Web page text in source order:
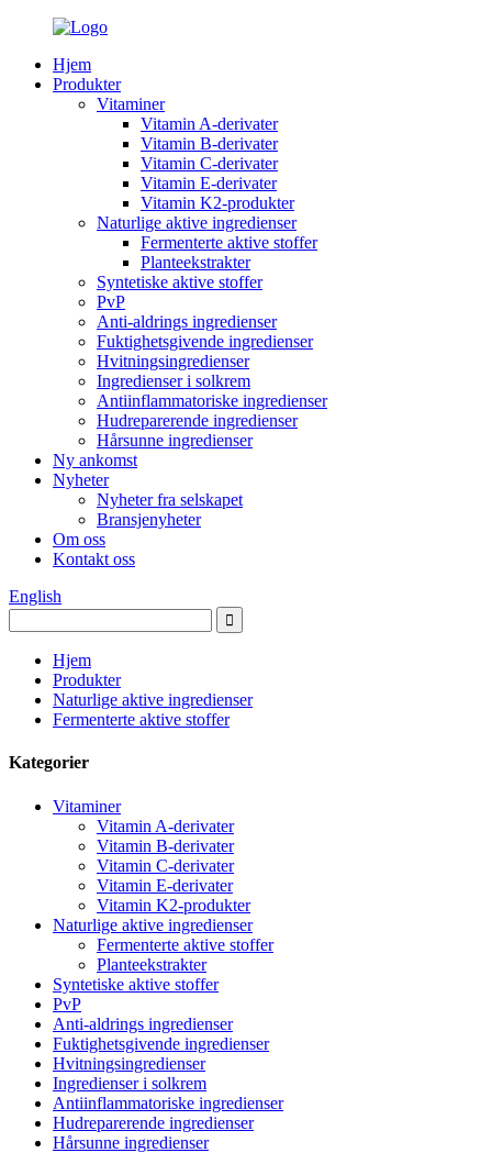
Hjem
Produkter
Vitaminer
Vitamin A-derivater
Vitamin B-derivater
Vitamin C-derivater
Vitamin E-derivater
Vitamin K2-produkter
Naturlige aktive ingredienser
Fermenterte aktive stoffer
Planteekstrakter
Syntetiske aktive stoffer
PvP
Anti-aldrings ingredienser
Fuktighetsgivende ingredienser
Hvitningsingredienser
Ingredienser i solkrem
Antiinflammatoriske ingredienser
Hudreparerende ingredienser
Hårsunne ingredienser
Ny ankomst
Nyheter
Nyheter fra selskapet
Bransjenyheter
Om oss
Kontakt oss
English
Hjem
Produkter
Naturlige aktive ingredienser
Fermenterte aktive stoffer
Kategorier
Vitaminer
Vitamin A-derivater
Vitamin B-derivater
Vitamin C-derivater
Vitamin E-derivater
Vitamin K2-produkter
Naturlige aktive ingredienser
Fermenterte aktive stoffer
Planteekstrakter
Syntetiske aktive stoffer
PvP
Anti-aldrings ingredienser
Fuktighetsgivende ingredienser
Hvitningsingredienser
Ingredienser i solkrem
Antiinflammatoriske ingredienser
Hudreparerende ingredienser
Hårsunne ingredienser